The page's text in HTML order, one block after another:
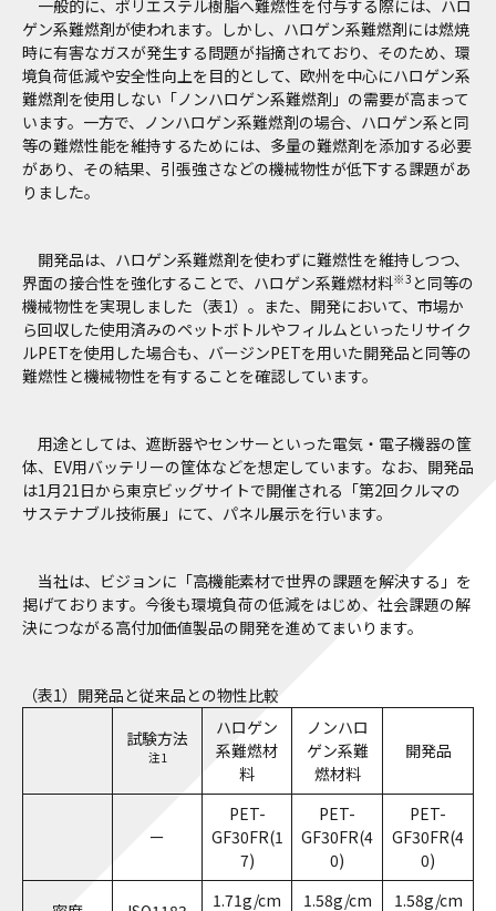
一般的に、ポリエステル樹脂へ難燃性を付与する際には、ハロ
ゲン系難燃剤が使われます。しかし、ハロゲン系難燃剤には燃焼
時に有害なガスが発生する問題が指摘されており、そのため、環
境負荷低減や安全性向上を目的として、欧州を中心にハロゲン系
難燃剤を使用しない「ノンハロゲン系難燃剤」の需要が高まって
います。一方で、ノンハロゲン系難燃剤の場合、ハロゲン系と同
等の難燃性能を維持するためには、多量の難燃剤を添加する必要
があり、その結果、引張強さなどの機械物性が低下する課題があ
りました。
開発品は、ハロゲン系難燃剤を使わずに難燃性を維持しつつ、
界面の接合性を強化することで、ハロゲン系難燃材料※3 と同等の
機械物性を実現しました（表1）。また、開発において、市場か
ら回収した使用済みのペットボトルやフィルムといったリサイク
ルPETを使用した場合も、バージンPETを用いた開発品と同等の
難燃性と機械物性を有することを確認しています。
用途としては、遮断器やセンサーといった電気・電子機器の筐
体、EV用バッテリーの筐体などを想定しています。なお、開発品
は1月21日から東京ビッグサイトで開催される「第2回クルマの
サステナブル技術展」にて、パネル展示を行います。
当社は、ビジョンに「高機能素材で世界の課題を解決する」を
掲げております。今後も環境負荷の低減をはじめ、社会課題の解
決につながる高付加価値製品の開発を進めてまいります。
（表1）開発品と従来品との物性比較
試験方法
注1
ハロゲン
系難燃材
料
ノンハロ
ゲン系難
燃材料
開発品
ー
PET-
GF30FR(1
7)
PET-
GF30FR(4
0)
PET-
GF30FR(4
0)
1.71g/cm 1.58g/cm 1.58g/cm